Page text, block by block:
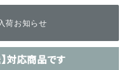
荷お知らせ
対応商品です